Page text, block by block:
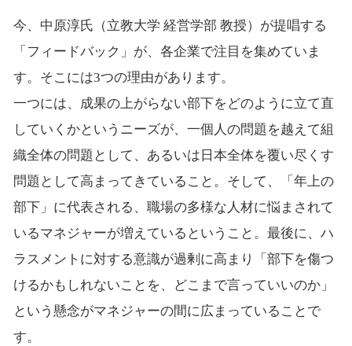
今、中原淳氏（立教大学 経営学部 教授）が提唱する
「フィードバック」が、各企業で注目を集めていま
す。そこには3つの理由があります。
一つには、成果の上がらない部下をどのように立て直
していくかというニーズが、一個人の問題を越えて組
織全体の問題として、あるいは日本全体を覆い尽くす
問題として高まってきていること。そして、「年上の
部下」に代表される、職場の多様な人材に悩まされて
いるマネジャーが増えているということ。最後に、ハ
ラスメントに対する意識が過剰に高まり「部下を傷つ
けるかもしれないことを、どこまで言っていいのか」
という懸念がマネジャーの間に広まっていることで
す。